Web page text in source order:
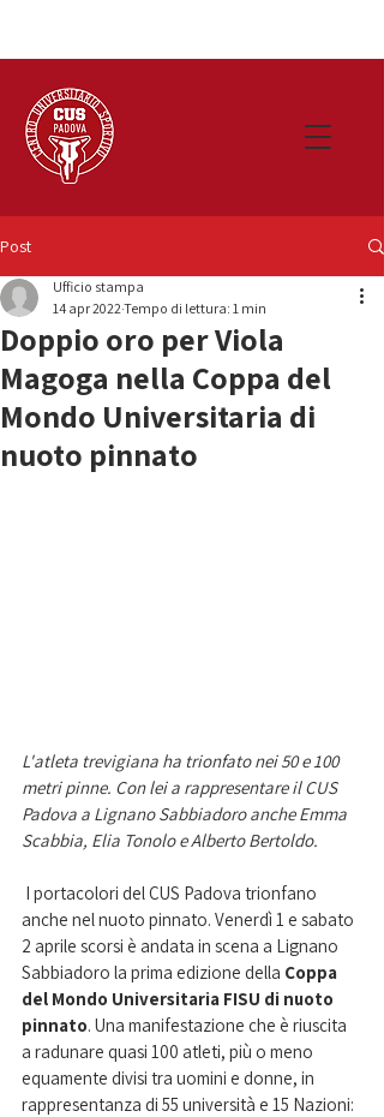
Post
Doppio oro per Viola
Magoga nella Coppa del
Mondo Universitaria di
nuoto pinnato
Ufficio stampa
14 apr 2022Tempo di lettura: 1 min
L'atleta trevigiana ha trionfato nei 50 e 100
metri pinne. Con lei a rappresentare il CUS
Padova a Lignano Sabbiadoro anche Emma
Scabbia, Elia Tonolo e Alberto Bertoldo.
anche nel nuoto pinnato. Venerdì 1 e sabato
2 aprile scorsi è andata in scena a Lignano
Sabbiadoro la prima edizione della Coppa
del Mondo Universitaria FISU di nuoto
pinnato. Una manifestazione che è riuscita
a radunare quasi 100 atleti, più o meno
equamente divisi tra uomini e donne, in
rappresentanza di 55 università e 15 Nazioni: